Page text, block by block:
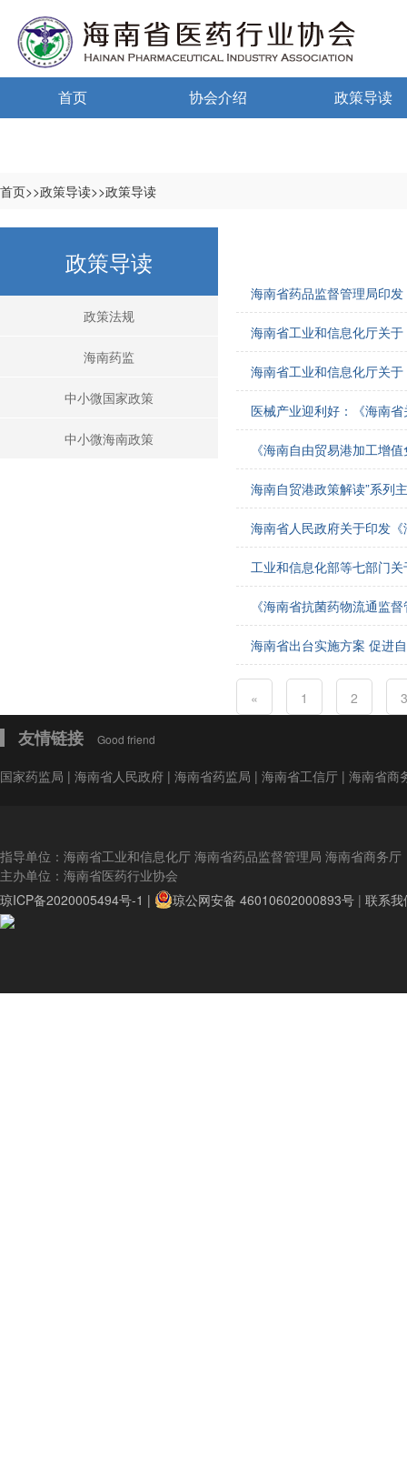
首页 协会介绍
协会负责人
登记信息
会费制度
协会章程
政策导读
首页>>政策导读>>政策导读
政策导读
政策法规
海南药监
中小微国家政策
中小微海南政策
海南省药品监督管理局印
海南省工业和信息化厅关
海南省工业和信息化厅关
医械产业迎利好：《海南
《海南自由贸易港加工增
海南自贸港政策解读”系列
海南省人民政府关于印发
工业和信息化部等七部门
《海南省抗菌药物流通监
海南省出台实施方案 促进
« 1 2 3
友情链接 Good friend
国家药监局 | 海南省人民政府 | 海南省药监局 | 海南省工信厅 | 海南省商
指导单位：海南省工业和信息化厅 海南省药品监督管理局 海南省商务厅
主办单位：海南省医药行业协会
琼ICP备2020005494号-1 |
琼公网安备 46010602000893号 | 联系我